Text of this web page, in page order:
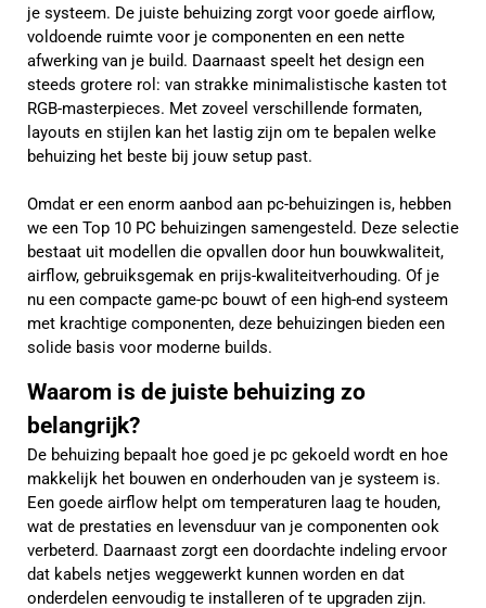
je systeem. De juiste behuizing zorgt voor goede airflow,
voldoende ruimte voor je componenten en een nette
afwerking van je build. Daarnaast speelt het design een
steeds grotere rol: van strakke minimalistische kasten tot
RGB-masterpieces. Met zoveel verschillende formaten,
layouts en stijlen kan het lastig zijn om te bepalen welke
behuizing het beste bij jouw setup past.
Omdat er een enorm aanbod aan pc-behuizingen is, hebben
we een Top 10 PC behuizingen samengesteld. Deze selectie
bestaat uit modellen die opvallen door hun bouwkwaliteit,
airflow, gebruiksgemak en prijs-kwaliteitverhouding. Of je
nu een compacte game-pc bouwt of een high-end systeem
met krachtige componenten, deze behuizingen bieden een
solide basis voor moderne builds.
Waarom is de juiste behuizing zo
belangrijk?
De behuizing bepaalt hoe goed je pc gekoeld wordt en hoe
makkelijk het bouwen en onderhouden van je systeem is.
Een goede airflow helpt om temperaturen laag te houden,
wat de prestaties en levensduur van je componenten ook
verbeterd. Daarnaast zorgt een doordachte indeling ervoor
dat kabels netjes weggewerkt kunnen worden en dat
onderdelen eenvoudig te installeren of te upgraden zijn.